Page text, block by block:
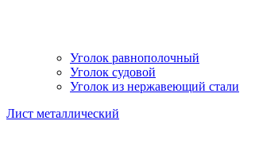
Уголок равнополочный
Уголок судовой
Уголок из нержавеющий стали
Лист металлический